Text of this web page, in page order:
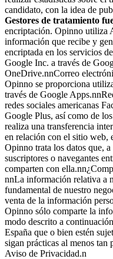
candidato, con la idea de
Gestores de tratamiento
encriptación. Opinno utiliza
información que recibe y
encriptada en los servicios
Google Inc. a través de
OneDrive.nnCorreo
Opinno se proporciona
través de Google
redes sociales americanas
Google Plus, así como de
realiza una transferencia
en relación con el sitio web,
Opinno trata los datos que,
suscriptores o navegantes
comparten con
nnLa información relativa a
fundamental de nuestro
venta de la información
Opinno sólo comparte la
modo descrito a
España que o bien estén
sigan prácticas al menos tan
Aviso de Privacidad.n